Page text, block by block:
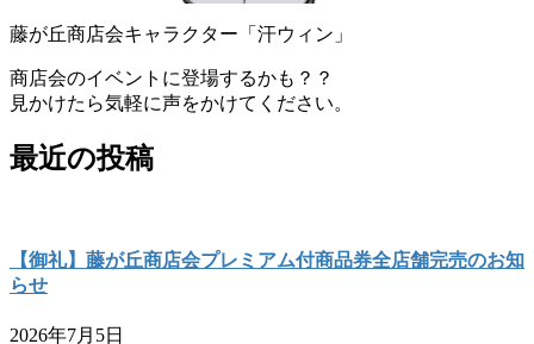
藤が丘商店会キャラクター「汗ウィン」
商店会のイベントに登場するかも？？
見かけたら気軽に声をかけてください。
最近の投稿
【御礼】藤が丘商店会プレミアム付商品券全店舗完売のお知
らせ
2026年7月5日